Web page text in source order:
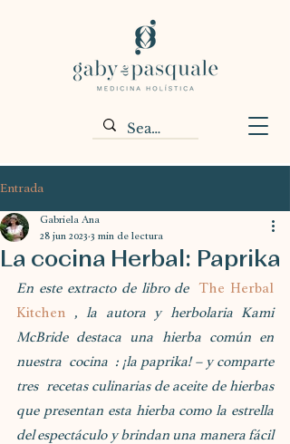
Entrada
La cocina Herbal: Paprika
Gabriela Ana
28 jun 2023 3 min de lectura
En este extracto de libro de The Herbal
Kitchen , la autora y herbolaria Kami
McBride destaca una hierba común en
nuestra  cocina  : ¡la paprika! – y comparte
tres  recetas culinarias de aceite de hierbas
que presentan esta hierba como la estrella
del espectáculo y brindan una manera fácil